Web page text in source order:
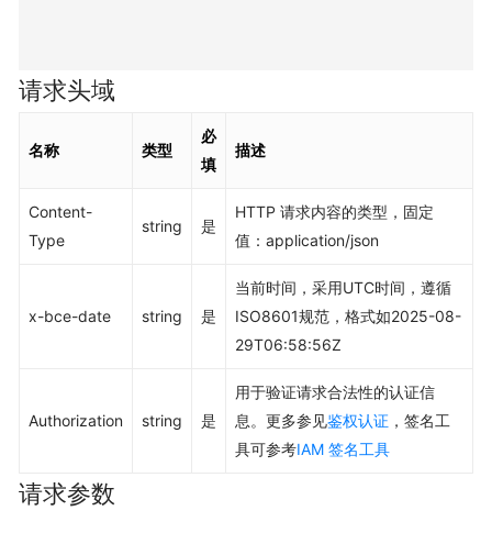
请求头域
名称 类型
必
填
描述
Content-
Type
string 是
HTTP 请求内容的类型，固定
值：application/json
x-bce-date string 是
当前时间，采用UTC时间，遵循
ISO8601规范，格式如2025-08-
29T06:58:56Z
Authorization string 是
用于验证请求合法性的认证信
息。更多参见鉴权认证，签名工
具可参考IAM 签名工具
请求参数